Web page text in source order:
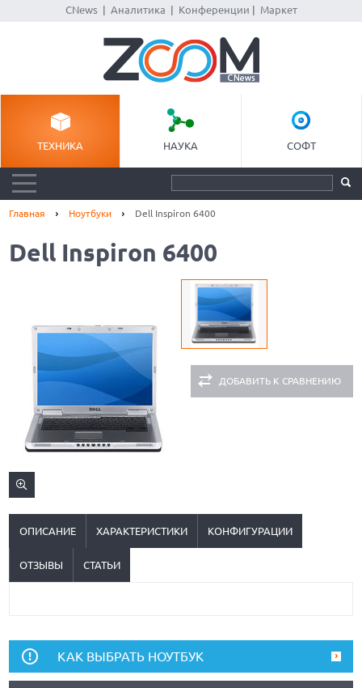
CNews| Аналитика Конференции Маркет
ТЕХНИКА НАУКА СОФТ
Главная Ноутбуки Dell Inspiron 6400
Dell Inspiron 6400
ДОБАВИТЬ К СРАВНЕНИЮ
ОПИСАНИЕ ХАРАКТЕРИСТИКИ КОНФИГУРАЦИИ
ОТЗЫВЫ СТАТЬИ
КАК ВЫБРАТЬ НОУТБУК